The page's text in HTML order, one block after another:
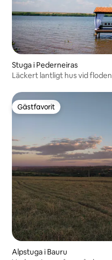
Stuga i Pederneiras
Läckert lantligt hus vid floden
Gästfavorit
Gästfavorit
Alpstuga i Bauru